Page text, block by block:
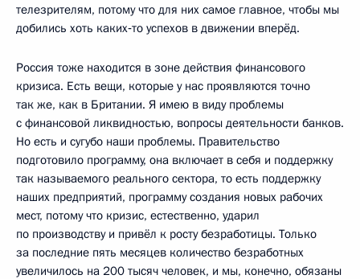
телезрителям, потому что для них самое главное, чтобы мы
добились хоть каких‑то успехов в движении вперёд.
Россия тоже находится в зоне действия финансового
кризиса. Есть вещи, которые у нас проявляются точно
так же, как в Британии. Я имею в виду проблемы
с финансовой ликвидностью, вопросы деятельности банков.
Но есть и сугубо наши проблемы. Правительство
подготовило программу, она включает в себя и поддержку
так называемого реального сектора, то есть поддержку
наших предприятий, программу создания новых рабочих
мест, потому что кризис, естественно, ударил
по производству и привёл к росту безработицы. Только
за последние пять месяцев количество безработных
увеличилось на 200 тысяч человек, и мы, конечно, обязаны